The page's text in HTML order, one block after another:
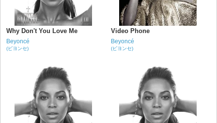
Why Don't You Love Me
Beyoncé
(ビヨンセ)
Video Phone
Beyoncé
(ビヨンセ)